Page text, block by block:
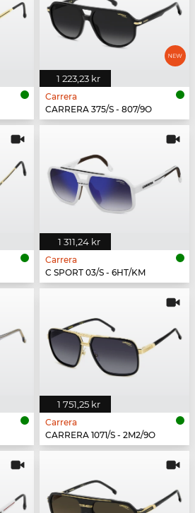
1 223,23 kr
Carrera
CARRERA 375/S - 807/9O
1 311,24 kr
Carrera
C SPORT 03/S - 6HT/KM
1 751,25 kr
Carrera
CARRERA 1071/S - 2M2/9O